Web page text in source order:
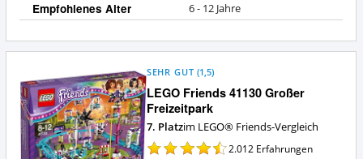
Empfohlenes Alter 6 - 12 Jahre
LEGO Friends 41130 Großer
Freizeitpark
SEHR GUT (1,5)
7. Platzim LEGO® Friends-Vergleich
2.012 Erfahrungen